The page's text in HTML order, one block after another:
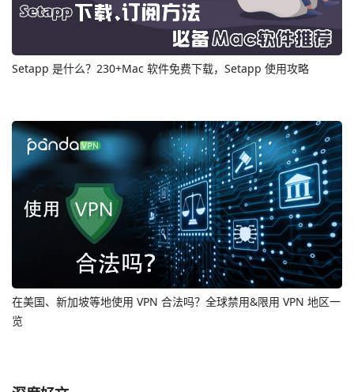
Setapp 是什么？230+Mac 软件免费下载，Setapp 使用攻略
在美国、新加坡等地使用 VPN 合法吗？全球禁用&限用 VPN 地区一
览